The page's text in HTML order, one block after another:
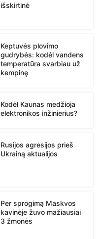
išskirtinė
Keptuvės plovimo
gudrybės: kodėl vandens
temperatūra svarbiau už
kempinę
Kodėl Kaunas medžioja
elektronikos inžinierius?
Rusijos agresijos prieš
Ukrainą aktualijos
Per sprogimą Maskvos
kavinėje žuvo mažiausiai
3 žmonės